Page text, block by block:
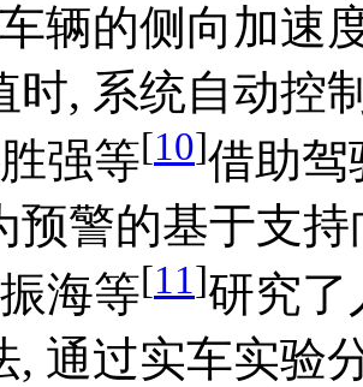
辆的侧向加速
时, 系统自动控
强等[10]借助驾
预警的基于支
海等[11]研究了
, 通过实车实验